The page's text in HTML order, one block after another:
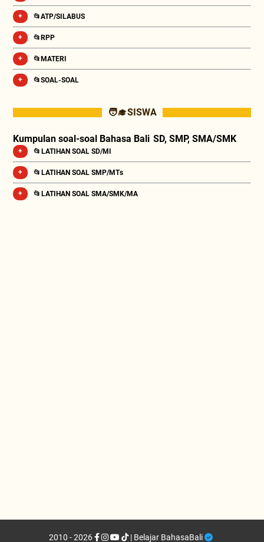
📂ATP/SILABUS
📂RPP
📂MATERI
📂SOAL-SOAL
🧑‍🎓 SISWA
Kumpulan soal-soal Bahasa Bali SD, SMP, SMA/SMK
📂 LATIHAN SOAL SD/MI
📂 LATIHAN SOAL SMP/MTs
📂 LATIHAN SOAL SMA/SMK/MA
2010 - 2026 | Belajar BahasaBali